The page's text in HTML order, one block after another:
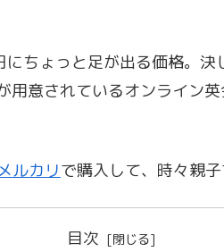
ちょっと足が出る価格。
用意されているオンライン
ルカリで購入して、時々親
目次